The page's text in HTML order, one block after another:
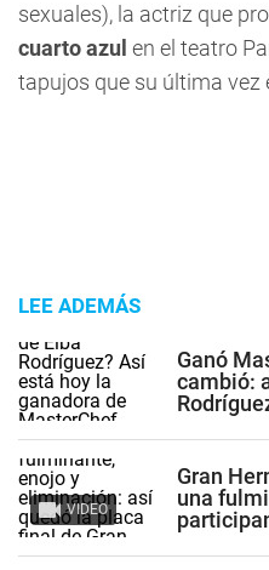
sexuales), la actriz que
cuarto azul en el teatro
tapujos que su última vez
LEE ADEMÁS
Ganó
cambió:
VIDEO
Gran
una